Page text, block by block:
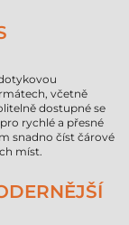
včetně
dostupné se
rychlé a přesné
snadno číst čárové
míst.